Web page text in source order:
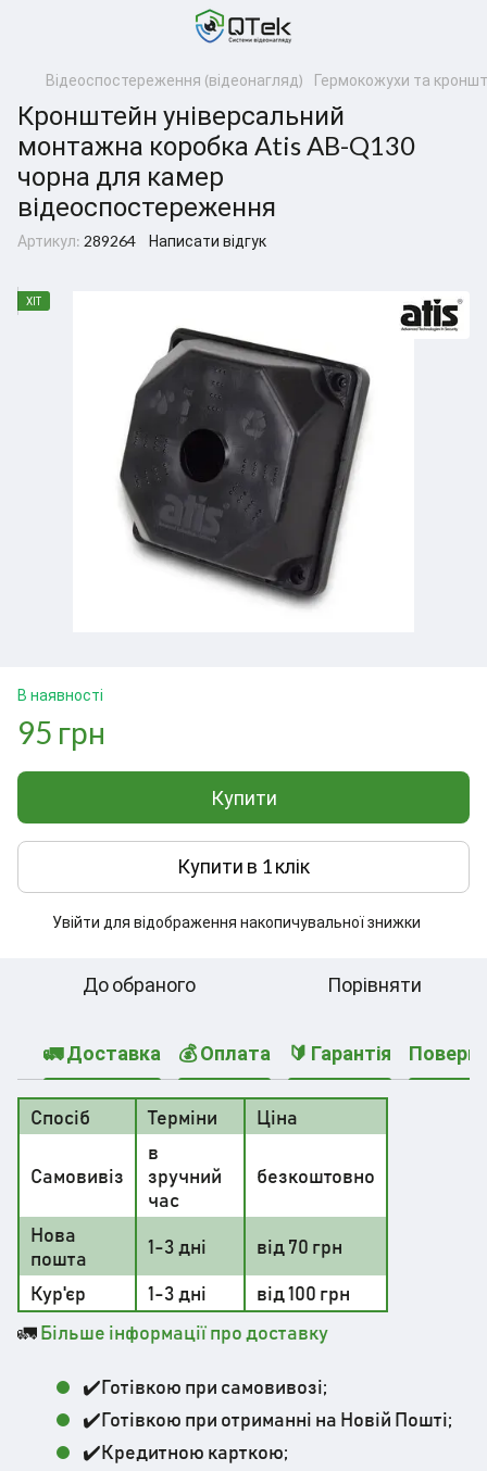
Відеоспостереження (відеонагляд) Гермокожухи та
Кронштейн універсальний
монтажна коробка Atis AB-Q130
чорна для камер
відеоспостереження
Артикул: 289264 Написати відгук
ХІТ
В наявності
95 грн
Купити
Купити в 1 клік
Увійти для відображення накопичувальної знижки
До обраного Порівняти
🚛 Доставка 💰 Оплата 🔰 Гарантія
Спосіб Терміни Ціна
Самовивіз
в
зручний
час
безкоштовно
Нова
пошта
1-3 дні
від 70 грн
Кур'єр
1-3 дні
від 100 грн
🚛Більше інформації про доставку
✔️Готівкою при самовивозі;
✔️Готівкою при отриманні на Новій Пошті;
✔️Кредитною карткою;